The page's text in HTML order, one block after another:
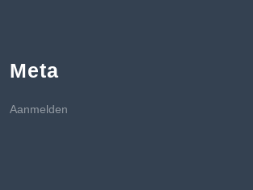
Meta
Aanmelden